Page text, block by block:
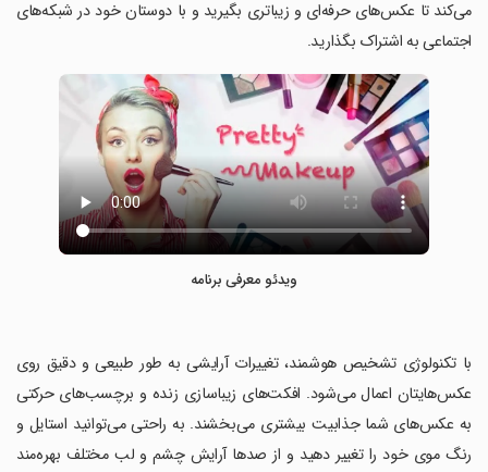
می‌کند تا عکس‌های حرفه‌ای و زیباتری بگیرید و با دوستان خود در شبکه‌های
اجتماعی به اشتراک بگذارید.
ویدئو معرفی برنامه
‏با تکنولوژی تشخیص هوشمند، تغییرات آرایشی به طور طبیعی و دقیق روی
عکس‌هایتان اعمال می‌شود. افکت‌های زیباسازی زنده و برچسب‌های حرکتی
به عکس‌های شما جذابیت بیشتری می‌بخشند. به راحتی می‌توانید استایل و
رنگ موی خود را تغییر دهید و از صدها آرایش چشم و لب مختلف بهره‌مند